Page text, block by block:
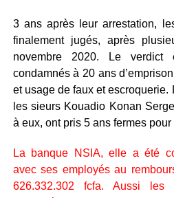
3 ans après leur arrestation,
finalement jugés, après
novembre 2020. Le
condamnés à 20 ans
et usage de faux et escroquerie.
les sieurs Kouadio Konan
à eux, ont pris 5 ans fermes
La banque NSIA, elle a été
avec ses employés au
626.332.302 fcfa. Aussi